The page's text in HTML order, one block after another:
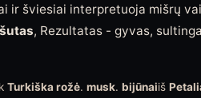
ir šviesiai interpretuoja mišrų
, Rezultatas - gyvas,
Turkiška rožė. musk. bijūnaiiš